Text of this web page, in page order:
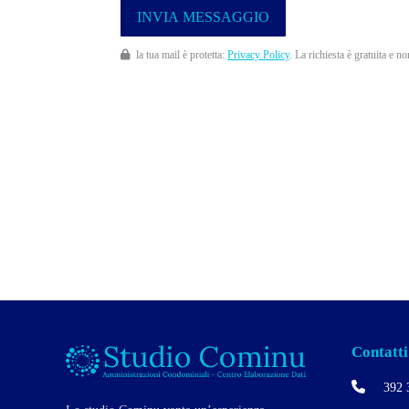
la tua mail è protetta: Privacy Policy. La richiesta è gratuita e
Contatti
392